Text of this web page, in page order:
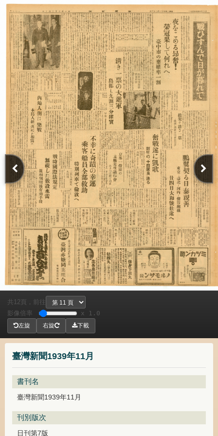
臺灣新聞1939年11月
書刊名
臺灣新聞1939年11月
刊別版次
日刊第7版
共 12頁，
前往
影像倍率
x 1.0
左旋 右旋 下載